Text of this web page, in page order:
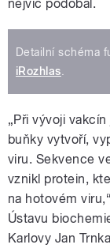
nejvíc podobal.
Detailní schéma
iRozhlas
„Při vývoji
buňky vytvoří,
viru. Sekvence
vznikl protein,
na hotovém
Ústavu
Karlovy Jan